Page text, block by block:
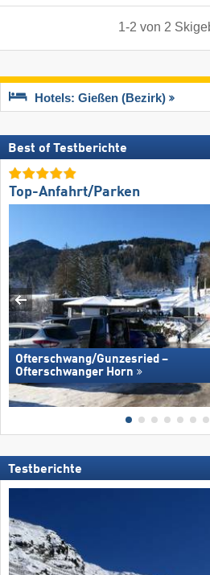
1-2 von 2
Hotels: Gießen (Bezirk)
Best of Testberichte
Top-Anfahrt/Parken
Ofterschwang/​Gunzesried –
Ofterschwanger Horn
Testberichte